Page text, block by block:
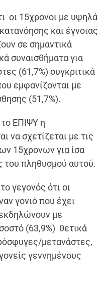
οι 15χρονοι με υψηλά
και έγνοιας
σε σημαντικά
συναισθήματα για
(61,7%) συγκριτικά
εμφανίζονται με
(51,7%).
ΕΠΙΨΥ η
να σχετίζεται με τις
15χρονων για ίσα
του πληθυσμού αυτού.
γεγονός ότι οι
γονιό που έχει
με
(63,9%) θετικά
μετανάστες,
γεννημένους